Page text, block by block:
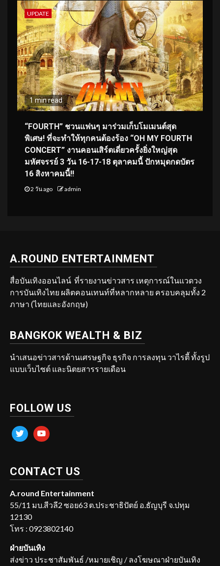
UPDATE
1 min read
“FOURTH” ชวนแฟนๆ มาร่วมเก็บโมเมนต์สุด
พิเศษ! ที่จะทำให้ทุกคนต้องร้อง “OH MY FOURTH
CONCERT” งานคอนเสิร์ตเดี่ยวครั้งยิ่งใหญ่สุด
มหัศจรรย์ 3 วัน 16-17-18 ตุลาคมนี้ ปักหมุดกดบัตร
16 สิงหาคมนี้!!
2 วัน ago admin
A.ROUND ENTERTAINMENT
สื่อบันเทิงออนไลน์ ที่รายงานข่าวสาร เหตุการณ์ในแวดวง
การบันเทิงไทย ผลิตคอนเทนท์ที่หลากหลาย ครอบคลุมทั้ง 2
ภาษา (ไทยและอังกฤษ)
BANGKOK WEALTH & BIZ
นำเสนอข่าวสารด้านเศรษฐกิจ ธุรกิจ การลงทุน วาไรตี้ ทั้งรูป
แบบเว็บไซต์ และนิตยสารรายเดือน
FOLLOW US
twitter youtube
CONTACT US
A.round Entertainment
55/11 มบ.สีวลี2 ซอย63 ต.ประชาธิปัตย์ อ.ธัญบุรี จ.ปทุม
12130
โทร : 0923802140
ฝ่ายบันเทิง
ส่งข่าว ประชาสัมพันธ์ /หมายเชิญ / ลงโฆษณาฝ่ายบันเทิง